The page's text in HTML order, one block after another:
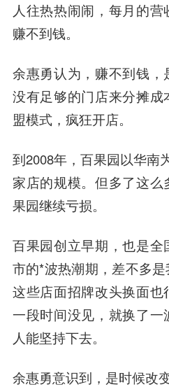
人往热热闹闹，每月的
赚不到钱。
余惠勇认为，赚不到钱，
没有足够的门店来分摊成
盟模式，疯狂开店。
到2008年，百果园以华南
家店的规模。但多了这
果园继续亏损。
百果园创立早期，也是全
市的*波热潮期，差不多
这些店面招牌改头换面也
一段时间没见，就换了
人能坚持下去。
余惠勇意识到，是时候改